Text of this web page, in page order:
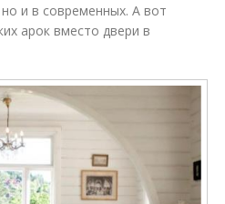
но и в современных. А вот
арок вместо двери в